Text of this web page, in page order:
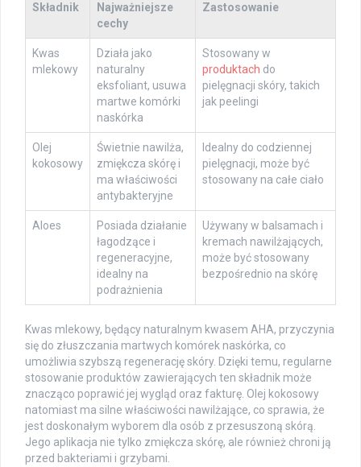
Składnik
Najważniejsze
cechy
Zastosowanie
Kwas
mlekowy
Działa jako
naturalny
eksfoliant, usuwa
martwe komórki
naskórka
Stosowany w
produktach do
pielęgnacji skóry, takich
jak peelingi
Olej
kokosowy
Świetnie nawilża,
zmiękcza skórę i
ma właściwości
antybakteryjne
Idealny do codziennej
pielęgnacji, może być
stosowany na całe ciało
Aloes
Posiada działanie
łagodzące i
regeneracyjne,
idealny na
podrażnienia
Używany w balsamach i
kremach nawilżających,
może być stosowany
bezpośrednio na skórę
Kwas mlekowy, będący naturalnym kwasem AHA, przyczynia
się do złuszczania martwych komórek naskórka, co
umożliwia szybszą regenerację skóry. Dzięki temu, regularne
stosowanie produktów zawierających ten składnik może
znacząco poprawić jej wygląd oraz fakturę. Olej kokosowy
natomiast ma silne właściwości nawilżające, co sprawia, że
jest doskonałym wyborem dla osób z przesuszoną skórą.
Jego aplikacja nie tylko zmiękcza skórę, ale również chroni ją
przed bakteriami i grzybami.